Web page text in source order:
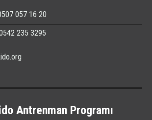
057 16 20
235 3295
Antrenman Programı